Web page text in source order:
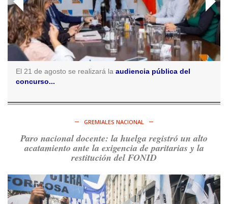
Consenso Patagónico
@consensopatagon
5d
RT@caortega64 https://t.co/q6PsJKqeuz
Ver en X
Consenso Patagónico
derechos y por su organización. Hoy lo vuelven a intentar.
Ver en X
@consensopatagon
5d
RT@caortega64: A #50AñosDelGolpe, la memoria es
El 21 de agosto se realizará la audiencia pública del
concurso...
GREMIALES NACIONAL
Paro nacional docente: la huelga registró un alto
acatamiento ante la exigencia de paritarias y la
restitución del FONID